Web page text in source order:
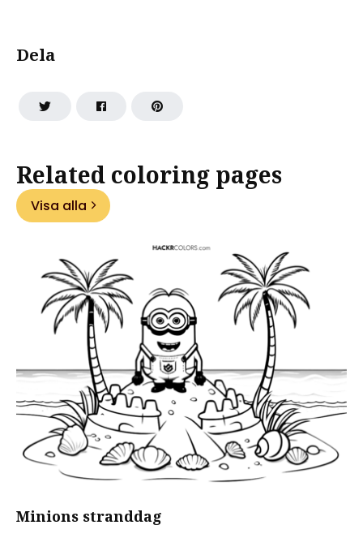
Dela
Related coloring pages
Visa alla
Minions stranddag